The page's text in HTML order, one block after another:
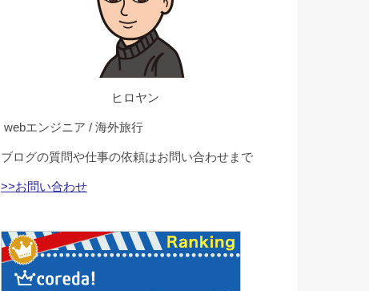
ヒロヤン
webエンジニア / 海外旅行
ブログの質問や仕事の依頼はお問い合わせまで
>>お問い合わせ